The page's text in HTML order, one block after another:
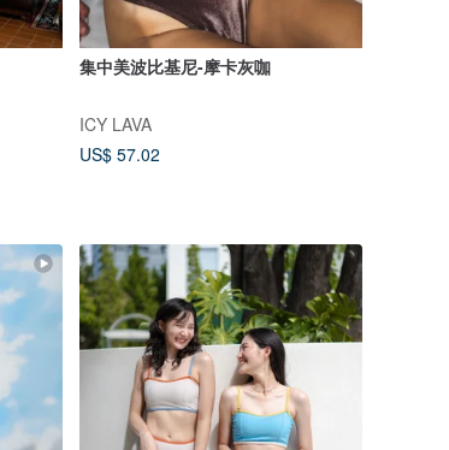
集中美波比基尼-摩卡灰咖
ICY LAVA
US$ 57.02